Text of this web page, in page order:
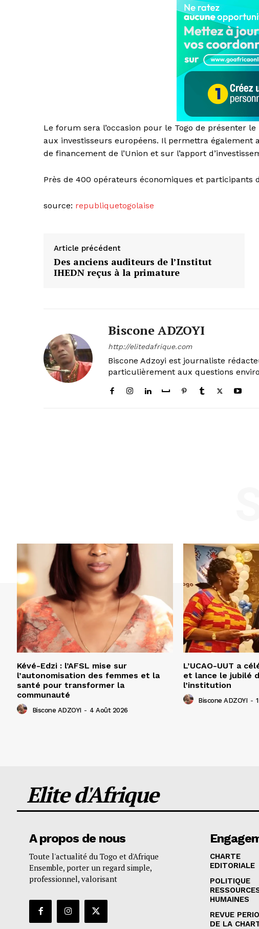
Le forum sera l’occasion pour le Togo de présenter
aux investisseurs européens. Il permettra
de financement de l’Union et sur l’apport
Près de 400 opérateurs économiques et
source: republiquetogolaise
Article précédent
Des anciens auditeurs de l’Institut
IHEDN reçus à la primature
Biscone ADZOYI
http://elitedafrique.com
Biscone Adzoyi est journaliste
particulièrement aux questions
Kévé-Edzi : l’AFSL mise sur
l’autonomisation des femmes et la
santé pour transformer la
communauté
Biscone ADZOYI - 4 Août 2026
L’UCAO-UUT a
et lance le jubilé
l’institution
Biscone ADZOYI -
Elite d'Afrique
A propos de nous
Toute l'actualité du Togo et d'Afrique
Ensemble, porter un regard simple,
professionnel, valorisant
CHARTE
EDITORIALE
POLITIQUE
HUMAINES
REVUE
DE LA